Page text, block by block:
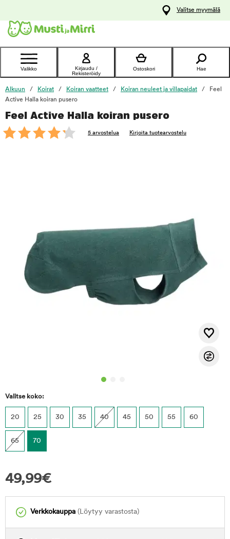
Ota yhteyttä
asiakaspalveluun
Valitse myymälä
Valikko
Kirjaudu /
Rekisteröidy
Ostoskori Hae
Alkuun Koirat Koiran vaatteet Koiran neuleet ja villapaidat
Feel
Active Halla koiran pusero
Feel Active Halla koiran pusero
5 arvostelua Kirjoita tuotearvostelu
Valitse koko:
20 25 30 35 40 45 50 55 60
65 70
49,99€
Verkkokauppa (Löytyy varastosta)
foo